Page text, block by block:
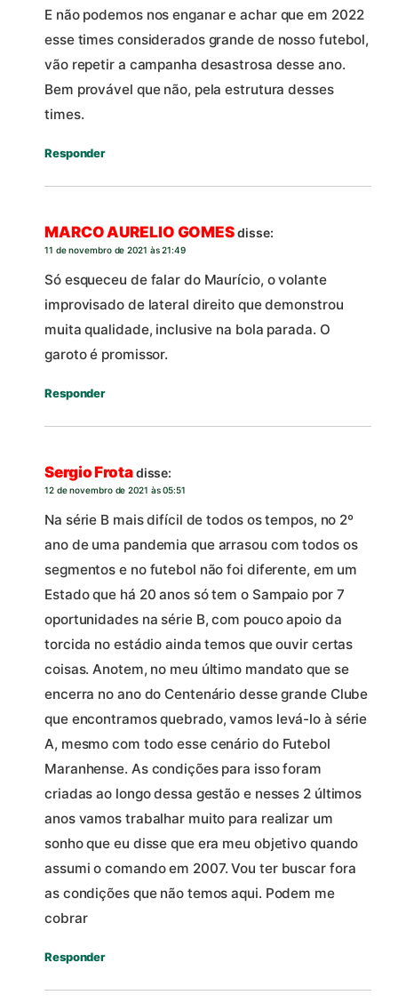
E não podemos nos enganar e achar que em 2022
esse times considerados grande de nosso futebol,
vão repetir a campanha desastrosa desse ano.
Bem provável que não, pela estrutura desses
times.
Responder
MARCO AURELIO GOMESdisse:
11 de novembro de 2021 às 21:49
Só esqueceu de falar do Maurício, o volante
improvisado de lateral direito que demonstrou
muita qualidade, inclusive na bola parada. O
garoto é promissor.
Responder
Sergio Frotadisse:
12 de novembro de 2021 às 05:51
Na série B mais difícil de todos os tempos, no 2º
ano de uma pandemia que arrasou com todos os
segmentos e no futebol não foi diferente, em um
Estado que há 20 anos só tem o Sampaio por 7
oportunidades na série B, com pouco apoio da
torcida no estádio ainda temos que ouvir certas
coisas. Anotem, no meu último mandato que se
encerra no ano do Centenário desse grande Clube
que encontramos quebrado, vamos levá-lo à série
A, mesmo com todo esse cenário do Futebol
Maranhense. As condições para isso foram
criadas ao longo dessa gestão e nesses 2 últimos
anos vamos trabalhar muito para realizar um
sonho que eu disse que era meu objetivo quando
assumi o comando em 2007. Vou ter buscar fora
as condições que não temos aqui. Podem me
cobrar
Responder